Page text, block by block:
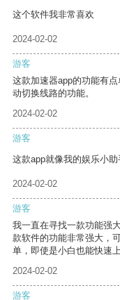
这个软件我非常喜欢
2024-02-02
游客
这款加速器app的功能有
动切换线路的功能。
2024-02-02
游客
这款app就像我的娱乐小助
2024-02-02
游客
我一直在寻找一款功能强
款软件的功能非常强大，
单，即使是小白也能快速上
2024-02-02
游客